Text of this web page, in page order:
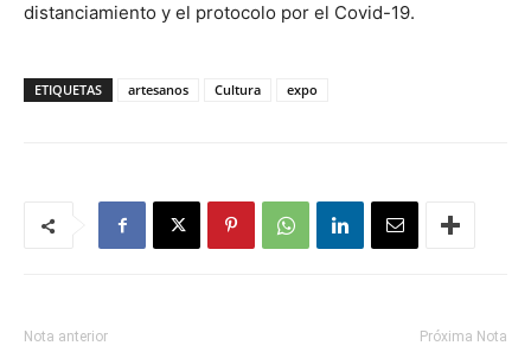
distanciamiento y el protocolo por el Covid-19.
ETIQUETAS artesanos Cultura expo
Nota anterior Próxima Nota